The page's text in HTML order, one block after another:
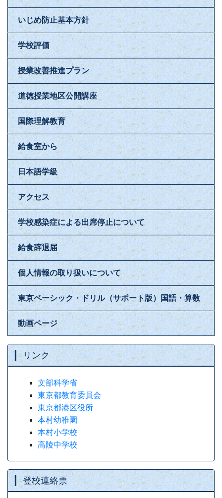
いじめ防止基本方針
学校評価
授業改善推進プラン
道徳授業地区公開講座
国際理解教育
給食室から
日本語学級
アクセス
学校感染症による出席停止について
給食辞退届
個人情報の取り扱いについて
東京ベーシック・ドリル（サポート版）国語・算数
動画ページ
リンク
文部科学省
東京都教育委員会
東京都港区役所
本村幼稚園
本村小学校
高陵中学校
登校連絡票